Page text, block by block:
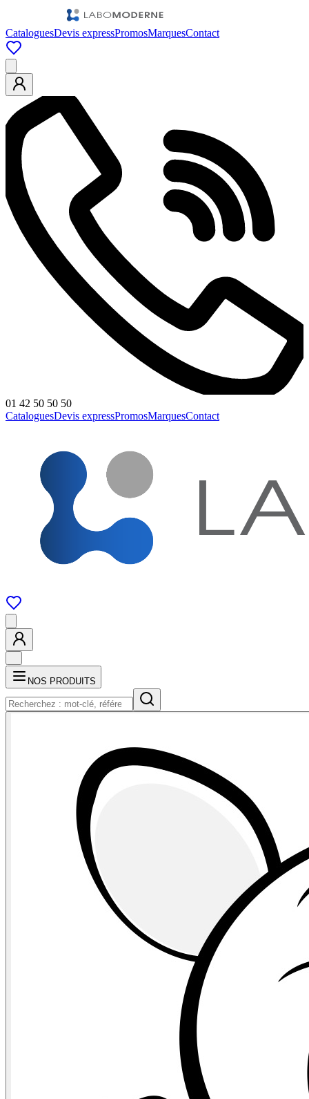
CataloguesDevis expressPromosMarquesContact
01 42 50 50 50
CataloguesDevis expressPromosMarquesContact
NOS PRODUITS